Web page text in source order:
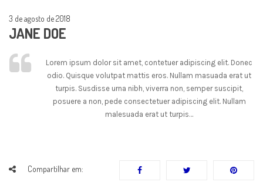
3 de agosto de 2018
JANE DOE
Lorem ipsum dolor sit amet, contetuer adipiscing elit. Donec
odio. Quisque volutpat mattis eros. Nullam masuada erat ut
turpis. Susdisse urna nibh, viverra non, semper suscipit,
posuere a non, pede consectetuer adipiscing elit. Nullam
malesuada erat ut turpis…
Compartilhar em: